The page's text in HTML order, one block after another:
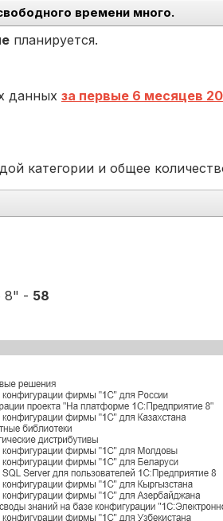
времени много.
планируется.
данных за первые 6 месяцев
категории и общее
8" - 58